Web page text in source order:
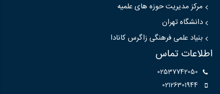
مرکز مدیریت حوزه های علمیه
دانشگاه تهران
بنیاد علمی فرهنگی زاگرس کانادا
اطلاعات تماس
02537742050
02126301944